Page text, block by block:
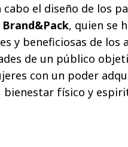
cabo el diseño de los
Brand&Pack, quien se
y beneficiosas de los
de un público
con un poder
bienestar físico y